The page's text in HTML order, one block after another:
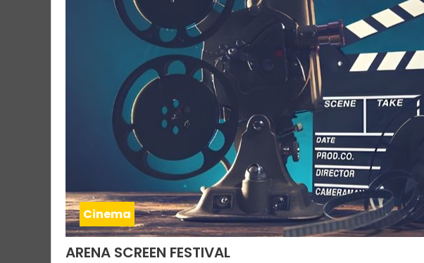
Cinema
ARENA SCREEN FESTIVAL